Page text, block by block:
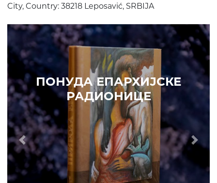
City, Country: 38218 Leposavić, SRBIJA
ПОНУДА ЕПАРХИЈСКЕ
РАДИОНИЦЕ
КУПИТЕ
Prethodni